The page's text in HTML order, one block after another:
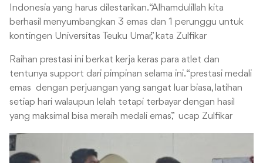
Indonesia yang harus dilestarikan. “Alhamdulillah kita
berhasil menyumbangkan 3 emas dan 1 perunggu untuk
kontingen Universitas Teuku Umar,” kata Zulfikar
Raihan prestasi ini berkat kerja keras para atlet dan
tentunya support dari pimpinan selama ini. “prestasi medali
emas dengan perjuangan yang sangat luar biasa, latihan
setiap hari walaupun lelah tetapi terbayar dengan hasil
yang maksimal bisa meraih medali emas,” ucap Zulfikar